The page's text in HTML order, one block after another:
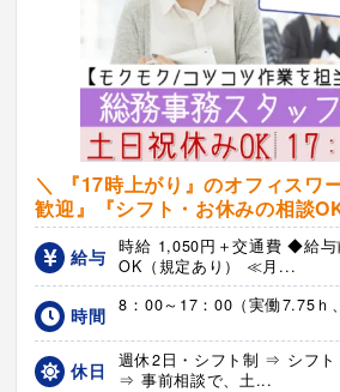
＼ 『17時上がり』のオフィスワ
歓迎』『シフト・お休みの相談
給与
時給 1,050円＋交通費 ◆給与
OK（規定あり） ≪月...
時間 8：00～17：00（実働7.75ｈ
休日
週休2日・シフト制 ⇒ シフト
⇒ 事前相談で、土...